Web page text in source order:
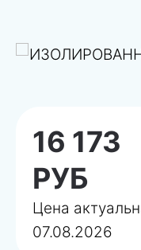
16 173
РУБ
Цена
07.08.2026